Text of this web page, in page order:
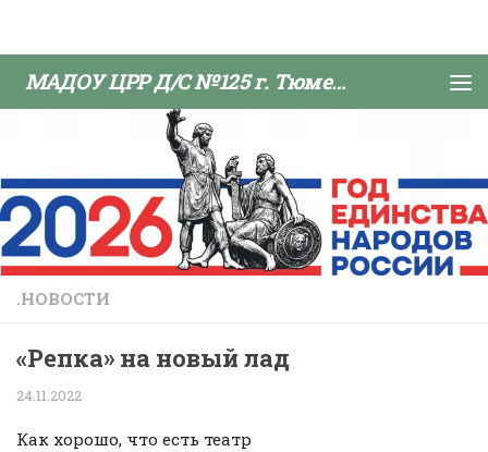
МАДОУ ЦРР Д/С №125 г. Тюмени
.НОВОСТИ
«Репка» на новый лад
24.11.2022
Как хорошо, что есть театр